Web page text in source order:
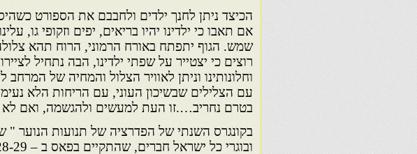
הכיצד ניתן לחנך ילדים ולחבבם את הספורט
אם תאבו כי ילדינו יהיו בריאים, יפים וזקופי גו,
שמש. הגוף יתפתח באורח הרמוני, הרוח תהא
רוצים כי יצטייר על שפתי ילדינו, הבה נתחיל
וחלונותינו וניתן לאוויר הצלול והמחיה של
עם הצלילים שבשיכון העוני, עם הריחות הלא
בטרם נחריב….זו העת למעשים ולהגשמה, ואם לא
בקונגרס השנתי של הפדרציה של תנועות הנוער "